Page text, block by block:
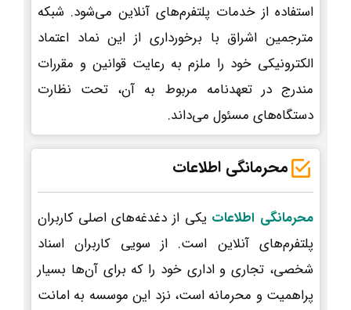
استفاده از خدمات پلتفرم‌های آنلاین می‌شود. شبکه
مترجمین اشراق با برخورداری از این نماد اعتماد
الکترونیکی خود را ملزم به رعایت قوانین و مقررات
مندرج در تعهدنامه مربوط به آن، تحت نظارت
دستگاه‌های مسئول می‌داند.
محرمانگی اطلاعات
محرمانگی اطلاعات یکی از دغدغه‌های اصلی کاربران
پلتفرم‌های آنلاین است. از سویی کاربران اسناد
شخصی، تجاری و اداری خود را که برای آن‌ها بسیار
پراهمیت و محرمانه است، نزد این موسسه به امانت